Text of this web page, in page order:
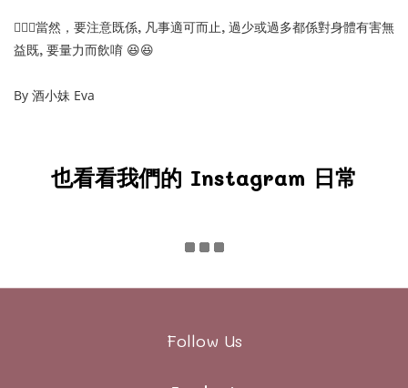
💁🏻當然，要注意既係, 凡事適可而止, 過少或過多都係對身體有害無
益既, 要量力而飲唷 😆😆
By 酒小妹 Eva
也看看我們的 Instagram 日常
Follow Us